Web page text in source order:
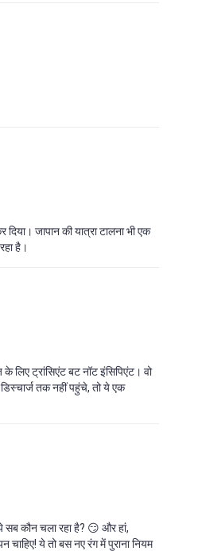
जापान की यात्रा टालना भी एक
है।
लिए ट्रांसिएंट बट नॉट इंसिपिएंट। वो
तक नहीं पहुंचे, तो ये एक
सब कौन चला रहा है? 😏 और हां,
चाहिए! ये तो बस नए रंग में पुराना नियम